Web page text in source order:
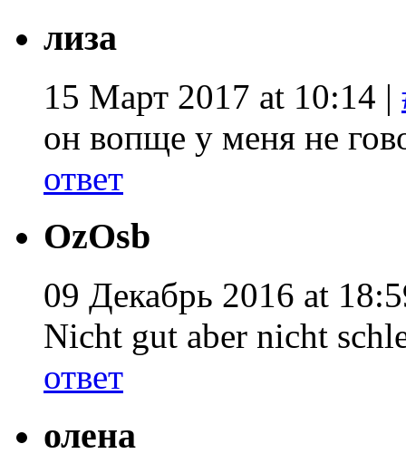
лиза
15 Март 2017 at 10:14 |
он вопще у меня не
ответ
OzOsb
09 Декабрь 2016 at
Nicht gut aber nicht
ответ
олена